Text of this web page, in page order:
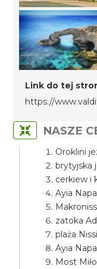
Link do tej
https://
NASZE
Oroklini
brytyjska
cerkiew i
Ayia
zatoka
plaża
Ayia
Most